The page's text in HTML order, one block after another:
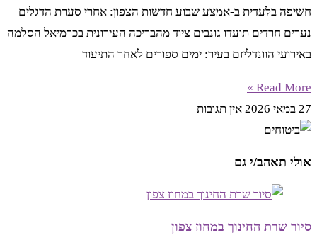
חשיפה בלעדית ב-אמצע שבוע חדשות הצפון: אחרי סערת הדגלים
נערים חרדים תועדו גונבים ציוד מהבריכה העירונית בכרמיאל הסלמה
באירועי הוונדליזם בעיר: ימים ספורים לאחר התיעוד
Read More »
27 במאי 2026
אין תגובות
אולי תאהב/י גם
סיור שרת החינוך במחוז צפון